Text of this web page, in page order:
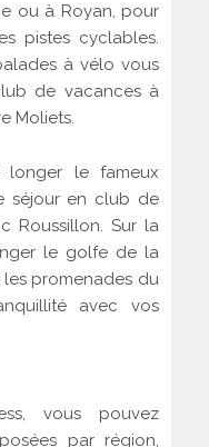
ou à Royan, pour
pistes cyclables.
à vélo vous
de vacances à
Moliets.
longer le fameux
séjour en club de
Roussillon. Sur la
le golfe de la
promenades du
avec vos
vous pouvez
par région,